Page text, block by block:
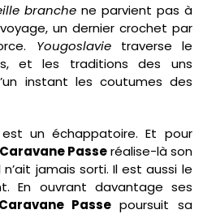
branchene parvient pas à
un dernier crochet par
Yougoslavietraverse le
et les traditions des uns
instant les coutumes des
un échappatoire. Et pour
Passeréalise-là son
jamais sorti. Il est aussi le
En ouvrant davantage ses
Passepoursuit sa